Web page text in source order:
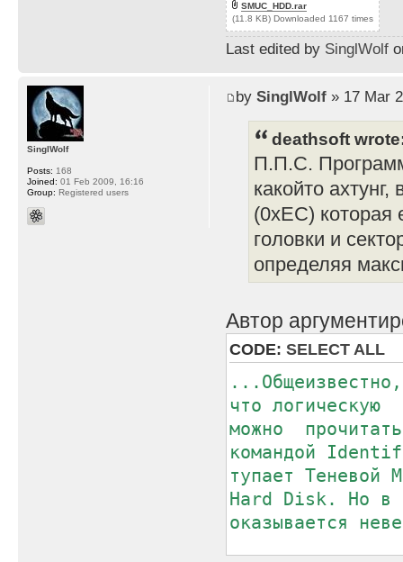
SMUC_HDD.rar
(11.8 KB) Downloaded 1167 times
Last edited by SinglWolf
by SinglWolf» 17 Mar
deathsoft
П.П.С.
какойто
(0xEC) которая
головки и
определяя
Автор
CODE: SELECT ALL
что
можно
командой
тупает Теневой
Hard Disk. Но в
оказывается
SinglWolf
Posts: 168
Joined: 01 Feb 2009, 16:16
Group: Registered users